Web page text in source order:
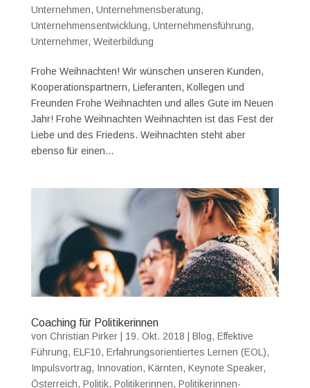
Unternehmen, Unternehmensberatung,
Unternehmensentwicklung, Unternehmensführung,
Unternehmer, Weiterbildung
Frohe Weihnachten! Wir wünschen unseren Kunden,
Kooperationspartnern, Lieferanten, Kollegen und
Freunden Frohe Weihnachten und alles Gute im Neuen
Jahr! Frohe Weihnachten Weihnachten ist das Fest der
Liebe und des Friedens. Weihnachten steht aber
ebenso für einen...
Coaching für Politikerinnen
von Christian Pirker| 19. Okt. 2018 Blog, Effektive
Führung, ELF10, Erfahrungsorientiertes Lernen (EOL),
Impulsvortrag, Innovation, Kärnten, Keynote Speaker,
Österreich, Politik, Politikerinnen, Politikerinnen-